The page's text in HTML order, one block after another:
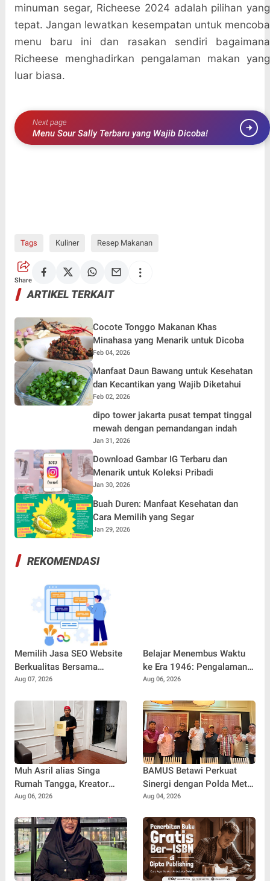
minuman segar, Richeese 2024 adalah pilihan yang
tepat. Jangan lewatkan kesempatan untuk mencoba
menu baru ini dan rasakan sendiri bagaimana
Richeese menghadirkan pengalaman makan yang
luar biasa.
Next page
Menu Sour Sally Terbaru yang Wajib Dicoba!
Tags Kuliner Resep Makanan
Share
ARTIKEL TERKAIT
Cocote Tonggo Makanan Khas
Minahasa yang Menarik untuk Dicoba
Feb 04, 2026
Manfaat Daun Bawang untuk Kesehatan
dan Kecantikan yang Wajib Diketahui
Feb 02, 2026
dipo tower jakarta pusat tempat tinggal
mewah dengan pemandangan indah
Jan 31, 2026
Download Gambar IG Terbaru dan
Menarik untuk Koleksi Pribadi
Jan 30, 2026
Buah Duren: Manfaat Kesehatan dan
Cara Memilih yang Segar
Jan 29, 2026
REKOMENDASI
Memilih Jasa SEO Website
Berkualitas Bersama
SEOBITT untuk
Bisnis
Aug 07, 2026
Belajar Menembus Waktu
ke Era 1946: Pengalaman
Magang Radityo Kusuma
Props dalam Film 'Fajar
Sebelum Merah'
Aug 06, 2026
Muh Asril alias Singa
Rumah Tangga, Kreator
Kocak yang Jago Bikin
Hiburan
Aug 06, 2026
BAMUS Betawi Perkuat
Sinergi dengan Polda Metro
Jaya, Tegaskan Komitmen
Damai, dan Kondusif Jelang
HUT ke-81 Republik
Indonesia
Aug 04, 2026